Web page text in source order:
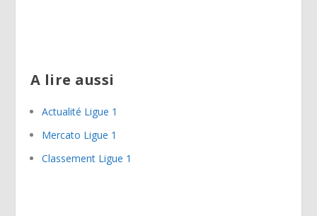
A lire aussi
Actualité Ligue 1
Mercato Ligue 1
Classement Ligue 1